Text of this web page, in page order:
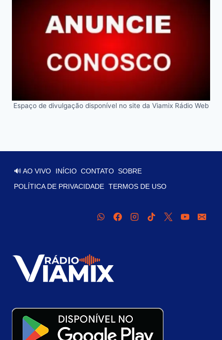
Espaço de divulgação disponível no site da Viamix Rádio Web
🔊 AO VIVO INÍCIO CONTATO SOBRE
POLÍTICA DE PRIVACIDADE TERMOS DE USO